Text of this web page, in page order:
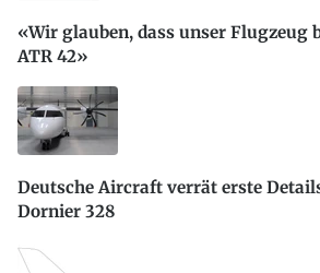
«Wir glauben, dass unser Flugzeug
ATR 42»
Deutsche Aircraft verrät erste
Dornier 328